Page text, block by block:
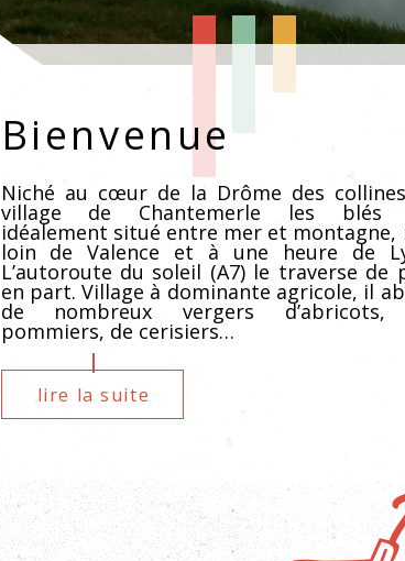
Bienvenue
Niché au cœur de la Drôme des
village de Chantemerle les blés
idéalement situé entre mer et montagne,
loin de Valence et à une heure de
L’autoroute du soleil (A7) le traverse de
en part. Village à dominante agricole, il
de nombreux vergers
pommiers, de cerisiers…
lire la suite